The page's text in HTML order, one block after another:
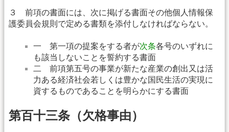
３ 前項の書面には、次に掲げる書面その他個人情報保
護委員会規則で定める書類を添付しなければならない。
一 第一項の提案をする者が次条各号のいずれに
も該当しないことを誓約する書面
二 前項第五号の事業が新たな産業の創出又は活
力ある経済社会若しくは豊かな国民生活の実現に
資するものであることを明らかにする書面
第百十三条（欠格事由）